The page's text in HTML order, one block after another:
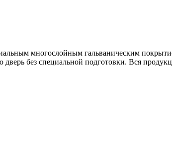
многослойным гальваническим
без специальной подготовки. Вся